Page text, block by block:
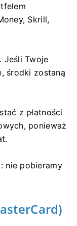
Skrill,
Jeśli Twoje
środki zostaną
z płatności
ponieważ
nie pobieramy